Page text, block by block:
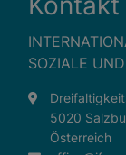
SOZIALE
5020
Österreich